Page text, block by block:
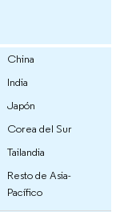
China
India
Japón
Corea del Sur
Tailandia
Resto de Asia-
Pacífico